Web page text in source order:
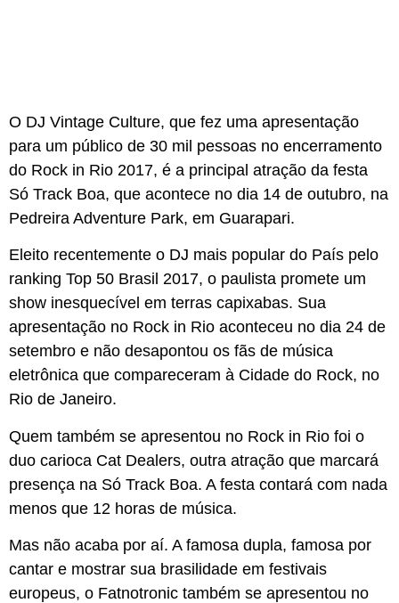
O DJ Vintage Culture, que fez uma apresentação
para um público de 30 mil pessoas no encerramento
do Rock in Rio 2017, é a principal atração da festa
Só Track Boa, que acontece no dia 14 de outubro, na
Pedreira Adventure Park, em Guarapari.
Eleito recentemente o DJ mais popular do País pelo
ranking Top 50 Brasil 2017, o paulista promete um
show inesquecível em terras capixabas. Sua
apresentação no Rock in Rio aconteceu no dia 24 de
setembro e não desapontou os fãs de música
eletrônica que compareceram à Cidade do Rock, no
Rio de Janeiro.
Quem também se apresentou no Rock in Rio foi o
duo carioca Cat Dealers, outra atração que marcará
presença na Só Track Boa. A festa contará com nada
menos que 12 horas de música.
Mas não acaba por aí. A famosa dupla, famosa por
cantar e mostrar sua brasilidade em festivais
europeus, o Fatnotronic também se apresentou no